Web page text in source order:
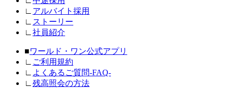
∟ アルバイト採用
∟
ストーリー
∟ 社員紹介
■ワールド・ワン公式アプリ
∟
ご利用規約
∟
よくあるご質問-FAQ-
∟ 残高照会の方法